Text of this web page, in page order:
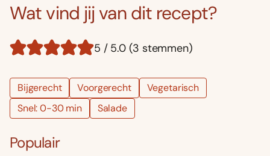
Wat vind jij van dit recept?
5 / 5.0 (3 stemmen)
Bijgerecht Voorgerecht
Vegetarisch
Snel: 0-30 min
Salade
Populair